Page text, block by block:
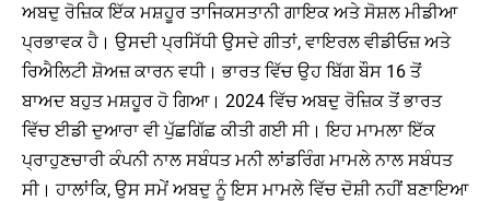
ਅਬਦੁ ਰੋਜ਼ਿਕ ਇੱਕ ਮਸ਼ਹੂਰ ਤਾਜਿਕਸਤਾਨੀ ਗਾਇਕ ਅਤੇ ਸੋਸ਼ਲ ਮੀਡੀਆ
ਪ੍ਰਭਾਵਕ ਹੈ। ਉਸਦੀ ਪ੍ਰਸਿੱਧੀ ਉਸਦੇ ਗੀਤਾਂ, ਵਾਇਰਲ ਵੀਡੀਓਜ਼ ਅਤੇ
ਰਿਐਲਿਟੀ ਸ਼ੋਅਜ਼ ਕਾਰਨ ਵਧੀ। ਭਾਰਤ ਵਿੱਚ ਉਹ ਬਿੱਗ ਬੌਸ 16 ਤੋਂ
ਬਾਅਦ ਬਹੁਤ ਮਸ਼ਹੂਰ ਹੋ ਗਿਆ। 2024 ਵਿੱਚ ਅਬਦੁ ਰੋਜ਼ਿਕ ਤੋਂ ਭਾਰਤ
ਵਿੱਚ ਈਡੀ ਦੁਆਰਾ ਵੀ ਪੁੱਛਗਿੱਛ ਕੀਤੀ ਗਈ ਸੀ। ਇਹ ਮਾਮਲਾ ਇੱਕ
ਪ੍ਰਾਹੁਣਚਾਰੀ ਕੰਪਨੀ ਨਾਲ ਸਬੰਧਤ ਮਨੀ ਲਾਂਡਰਿੰਗ ਮਾਮਲੇ ਨਾਲ ਸਬੰਧਤ
ਸੀ। ਹਾਲਾਂਕਿ, ਉਸ ਸਮੇਂ ਅਬਦੁ ਨੂੰ ਇਸ ਮਾਮਲੇ ਵਿੱਚ ਦੋਸ਼ੀ ਨਹੀਂ ਬਣਾਇਆ